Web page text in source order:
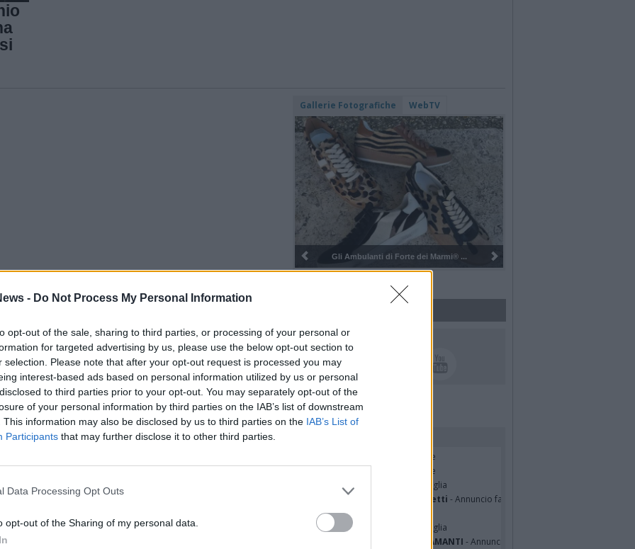
- Do Not Process My Personal Information
opt-out of the sale, sharing to third parties, or processing of your personal or
for targeted advertising by us, please use the below opt-out section to
selection. Please note that after your opt-out request is processed you may
interest-based ads based on personal information utilized by us or personal
to third parties prior to your opt-out. You may separately opt-out of the
of your personal information by third parties on the IAB’s list of downstream
This information may also be disclosed by us to third parties on the IAB’s List of
Participants that may further disclose it to other third parties.
Data Processing Opt Outs
opt-out of the Sharing of my personal data.
Gallerie Fotografiche WebTV
Gli Ambulanti di Forte dei Marmi® ... Pulizia del bosco del Rugareto a ...
SEGUICI SUI SOCIAL
- Partecipazione
- Partecipazione
Anthony Napoli
- Annuncio famiglia
Gianfranco Schieroni Giacometti - Annuncio famiglia
Luigi Codini
Riccardo Basile
- Annuncio famiglia
ROSA MALINVERNO ved. TETTAMANTI - Annuncio famiglia